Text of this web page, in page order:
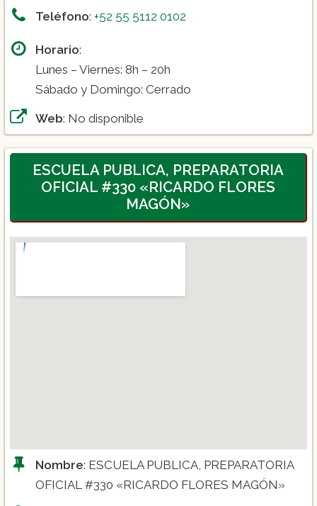
Teléfono: +52 55 5112 0102
Horario:
Lunes – Viernes: 8h – 20h
Sábado y Domingo: Cerrado
Web: No disponible
ESCUELA PUBLICA, PREPARATORIA
OFICIAL #330 «RICARDO FLORES
MAGÓN»
Nombre: ESCUELA PUBLICA, PREPARATORIA
OFICIAL #330 «RICARDO FLORES MAGÓN»